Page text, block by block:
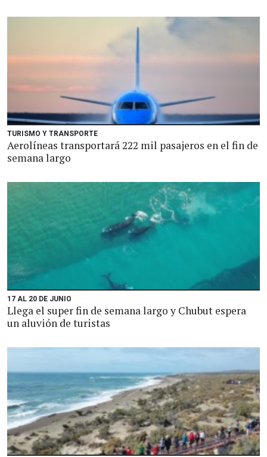
TURISMO Y TRANSPORTE
Aerolíneas transportará 222 mil pasajeros en el fin de
semana largo
17 AL 20 DE JUNIO
Llega el super fin de semana largo y Chubut espera
un aluvión de turistas